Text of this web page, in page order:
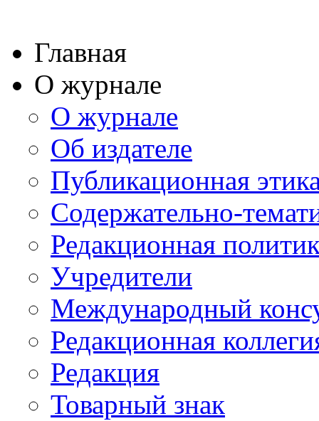
Главная
О журнале
О журнале
Об издателе
Публикационная
Содержательно-
Редакционная
Учредители
Международный
Редакционная
Редакция
Товарный знак